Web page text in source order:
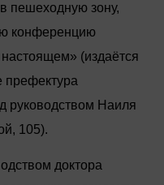
пешеходную зону,
конференцию
(издаётся
префектура
руководством Наиля
105).
доктора